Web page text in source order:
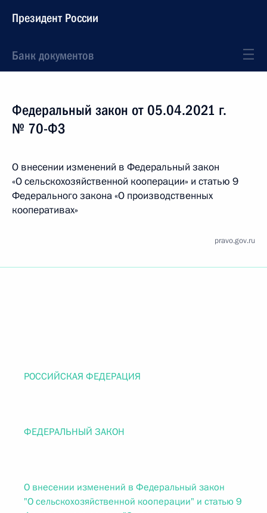
Президент России
Банк документов
Федеральный закон от 05.04.2021 г.
№ 70-ФЗ
О внесении изменений в Федеральный закон
«О сельскохозяйственной кооперации» и статью 9
Федерального закона «О производственных
кооперативах»
pravo.gov.ru
РОССИЙСКАЯ ФЕДЕРАЦИЯ
ФЕДЕРАЛЬНЫЙ ЗАКОН
О внесении изменений в Федеральный закон
"О сельскохозяйственной кооперации" и статью 9